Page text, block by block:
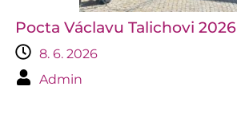
Pocta Václavu Talichovi 2026
8. 6. 2026
Admin